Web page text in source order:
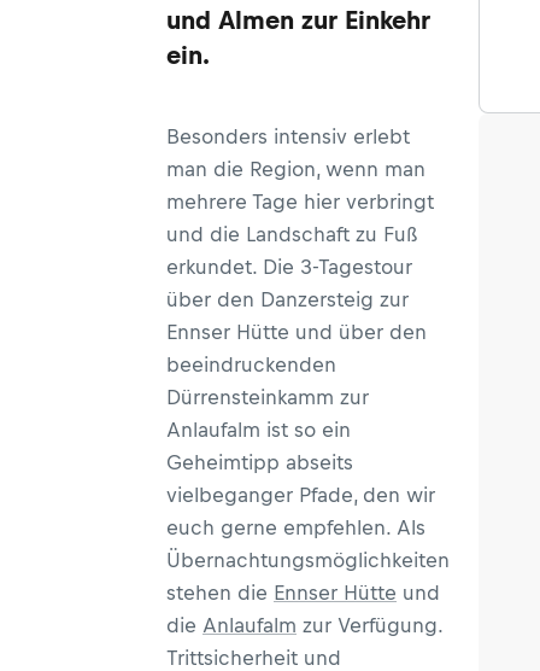
und Almen zur Einkehr
ein.
Besonders intensiv erlebt
man die Region, wenn man
mehrere Tage hier verbringt
und die Landschaft zu Fuß
erkundet. Die 3-Tagestour
über den Danzersteig zur
Ennser Hütte und über den
beeindruckenden
Dürrensteinkamm zur
Anlaufalm ist so ein
Geheimtipp abseits
vielbeganger Pfade, den wir
euch gerne empfehlen. Als
Übernachtungsmöglichkeiten
stehen die Ennser Hütte und
die Anlaufalm zur Verfügung.
Trittsicherheit und